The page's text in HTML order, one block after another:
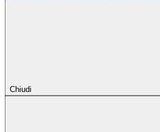
Chiudi